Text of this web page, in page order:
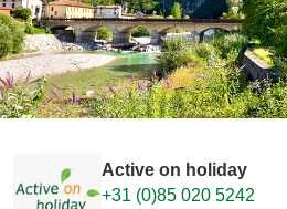
Active on holiday
+31 (0)85 020 5242